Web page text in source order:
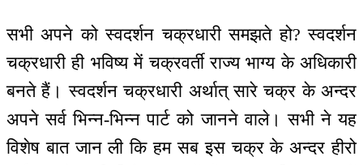
सभी अपने को स्वदर्शन चक्रधारी समझते हो? स्वदर्शन
चक्रधारी ही भविष्य में चक्रवर्ती राज्य भाग्य के अधिकारी
बनते हैं। स्वदर्शन चक्रधारी अर्थात् सारे चक्र के अन्दर
अपने सर्व भिन्न-भिन्न पार्ट को जानने वाले। सभी ने यह
विशेष बात जान ली कि हम सब इस चक्र के अन्दर हीरो